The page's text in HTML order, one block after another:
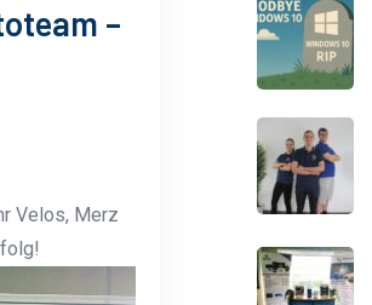
–
Velos, Merz